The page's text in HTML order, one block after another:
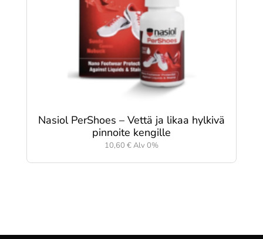
Nasiol PerShoes – Vettä ja likaa hylkivä
pinnoite kengille
10,60 €Alv 0%